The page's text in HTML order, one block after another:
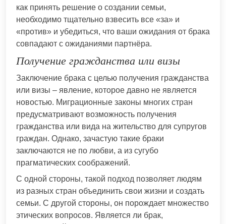
как принять решение о создании семьи,
необходимо тщательно взвесить все «за» и
«против» и убедиться, что ваши ожидания от брака
совпадают с ожиданиями партнёра.
Получение гражданства или визы
Заключение брака с целью получения гражданства
или визы – явление, которое давно не является
новостью. Миграционные законы многих стран
предусматривают возможность получения
гражданства или вида на жительство для супругов
граждан. Однако, зачастую такие браки
заключаются не по любви, а из сугубо
прагматических соображений.
С одной стороны, такой подход позволяет людям
из разных стран объединить свои жизни и создать
семьи. С другой стороны, он порождает множество
этических вопросов. Является ли брак,